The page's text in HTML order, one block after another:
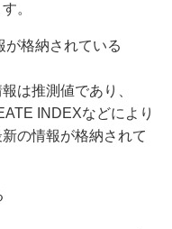
。
格納されている
は推測値であり、
INDEXなどにより
の情報が格納されて